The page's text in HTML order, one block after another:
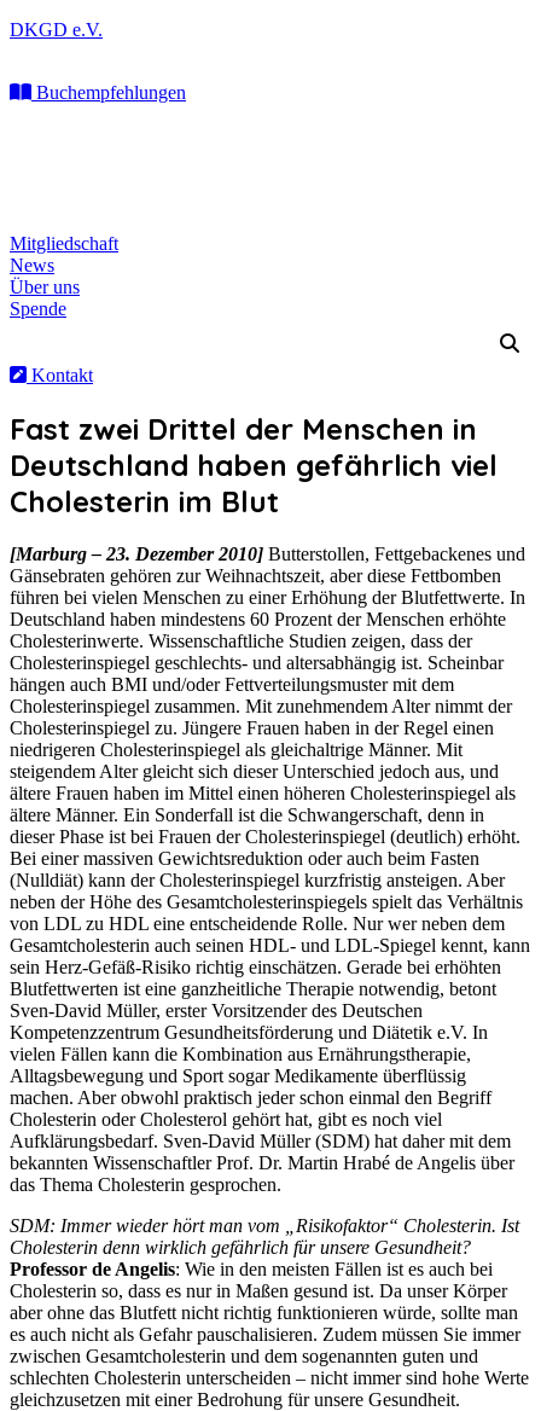
Zum
DKGD e.V.
Buchempfehlungen
Mitgliedschaft
News
Über uns
Spende
Kontakt
Fast zwei Drittel der Menschen in
Deutschland haben gefährlich viel
Cholesterin im Blut
[Marburg – 23. Dezember 2010] Butterstollen, Fettgebackenes und
Gänsebraten gehören zur Weihnachtszeit, aber diese Fettbomben
führen bei vielen Menschen zu einer Erhöhung der Blutfettwerte. In
Deutschland haben mindestens 60 Prozent der Menschen erhöhte
Cholesterinwerte. Wissenschaftliche Studien zeigen, dass der
Cholesterinspiegel geschlechts- und altersabhängig ist. Scheinbar
hängen auch BMI und/oder Fettverteilungsmuster mit dem
Cholesterinspiegel zusammen. Mit zunehmendem Alter nimmt der
Cholesterinspiegel zu. Jüngere Frauen haben in der Regel einen
niedrigeren Cholesterinspiegel als gleichaltrige Männer. Mit
steigendem Alter gleicht sich dieser Unterschied jedoch aus, und
ältere Frauen haben im Mittel einen höheren Cholesterinspiegel als
ältere Männer. Ein Sonderfall ist die Schwangerschaft, denn in
dieser Phase ist bei Frauen der Cholesterinspiegel (deutlich) erhöht.
Bei einer massiven Gewichtsreduktion oder auch beim Fasten
(Nulldiät) kann der Cholesterinspiegel kurzfristig ansteigen. Aber
neben der Höhe des Gesamtcholesterinspiegels spielt das Verhältnis
von LDL zu HDL eine entscheidende Rolle. Nur wer neben dem
Gesamtcholesterin auch seinen HDL- und LDL-Spiegel kennt, kann
sein Herz-Gefäß-Risiko richtig einschätzen. Gerade bei erhöhten
Blutfettwerten ist eine ganzheitliche Therapie notwendig, betont
Sven-David Müller, erster Vorsitzender des Deutschen
Kompetenzzentrum Gesundheitsförderung und Diätetik e.V. In
vielen Fällen kann die Kombination aus Ernährungstherapie,
Alltagsbewegung und Sport sogar Medikamente überflüssig
machen. Aber obwohl praktisch jeder schon einmal den Begriff
Cholesterin oder Cholesterol gehört hat, gibt es noch viel
Aufklärungsbedarf. Sven-David Müller (SDM) hat daher mit dem
bekannten Wissenschaftler Prof. Dr. Martin Hrabé de Angelis über
das Thema Cholesterin gesprochen.
SDM: Immer wieder hört man vom „Risikofaktor“ Cholesterin. Ist
Cholesterin denn wirklich gefährlich für unsere Gesundheit?
Professor de Angelis: Wie in den meisten Fällen ist es auch bei
Cholesterin so, dass es nur in Maßen gesund ist. Da unser Körper
aber ohne das Blutfett nicht richtig funktionieren würde, sollte man
es auch nicht als Gefahr pauschalisieren. Zudem müssen Sie immer
zwischen Gesamtcholesterin und dem sogenannten guten und
schlechten Cholesterin unterscheiden – nicht immer sind hohe Werte
gleichzusetzen mit einer Bedrohung für unsere Gesundheit.